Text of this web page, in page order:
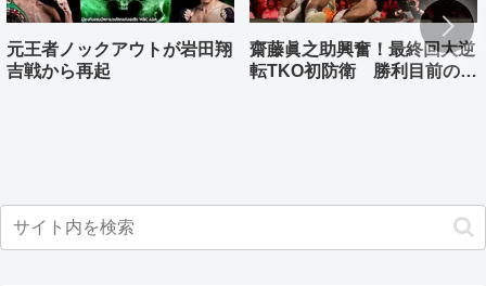
元王者ノックアウトが岩田翔
吉戦から再起
齋藤眞之助興奮！最終回大逆
転TKO初防衛 勝利目前の村